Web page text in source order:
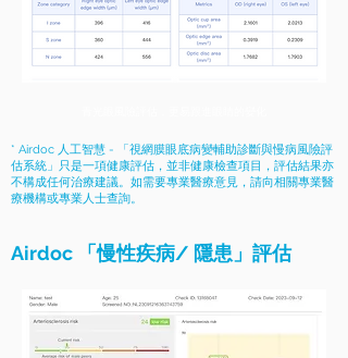
* Airdoc 人工智慧 - 「視網膜眼底病變輔助診斷與慢病風險評
估系統」只是一項健康評估，並非健康檢查項目，評估結果亦
不構成任何治療建議。如需要專業醫療意見，請向相關專業醫
療機構或專業人士查詢。
Airdoc 「慢性疾病/ 隱患」評估